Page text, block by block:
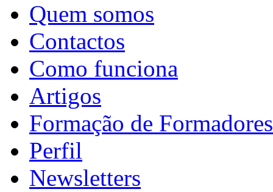
Quem somos
Contactos
Como funciona
Artigos
Formação de Formadores
Perfil
Newsletters